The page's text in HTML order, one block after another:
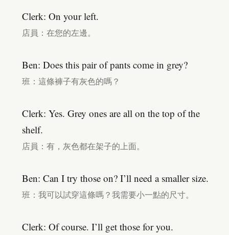
Clerk: On your left.
店員：在您的左邊。
Ben: Does this pair of pants come in grey?
班：這條褲子有灰色的嗎？
Clerk: Yes. Grey ones are all on the top of the
shelf.
店員：有，灰色都在架子的上面。
Ben: Can I try those on? I’ll need a smaller size.
班：我可以試穿這條嗎？我需要小一點的尺寸。
Clerk: Of course. I’ll get those for you.